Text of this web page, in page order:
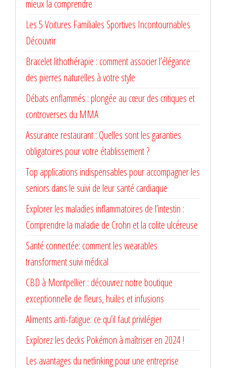
mieux la comprendre
Les 5 Voitures Familiales Sportives Incontournables
Découvrir
Bracelet lithothérapie : comment associer l’élégance
des pierres naturelles à votre style
Débats enflammés : plongée au cœur des critiques et
controverses du MMA
Assurance restaurant : Quelles sont les garanties
obligatoires pour votre établissement ?
Top applications indispensables pour accompagner les
seniors dans le suivi de leur santé cardiaque
Explorer les maladies inflammatoires de l’intestin :
Comprendre la maladie de Crohn et la colite ulcéreuse
Santé connectée: comment les wearables
transforment suivi médical
CBD à Montpellier : découvrez notre boutique
exceptionnelle de fleurs, huiles et infusions
Aliments anti-fatigue: ce qu’il faut privilégier
Explorez les decks Pokémon à maîtriser en 2024 !
Les avantages du netlinking pour une entreprise